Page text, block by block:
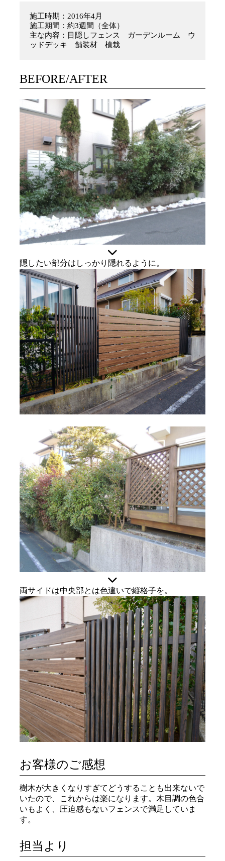
施工時期：2016年4月
施工期間：約3週間（全体）
主な内容：目隠しフェンス ガーデンルーム ウ
ッドデッキ 舗装材 植栽
BEFORE/AFTER
隠したい部分はしっかり隠れるように。
両サイドは中央部とは色違いで縦格子を。
お客様のご感想
樹木が大きくなりすぎてどうすることも出来ないで
いたので、これからは楽になります。木目調の色合
いもよく、圧迫感もないフェンスで満足していま
す。
担当より